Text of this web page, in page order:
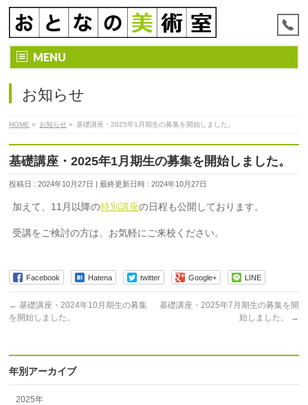
MENU
お知らせ
HOME » お知らせ » 基礎講座・2025年1月期生の募集を開始しました。
基礎講座・2025年1月期生の募集を開始しました。
投稿日 : 2024年10月27日 最終更新日時 : 2024年10月27日
加えて、11月以降の特別講座の日程も公開しております。
受講をご検討の方は、お気軽にご来校ください。
Facebook Hatena twitter Google+ LINE
← 基礎講座・2024年10月期生の募集
を開始しました。
基礎講座・2025年7月期生の募集を開
始しました。
→
年別アーカイブ
2025年